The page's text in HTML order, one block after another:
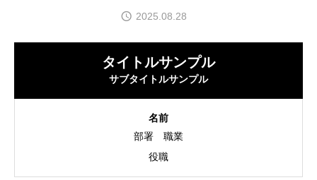
2025.08.28
タイトルサンプル
サブタイトルサンプル
名前
部署
職業
役職